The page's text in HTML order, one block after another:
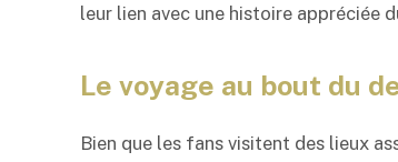
leur lien avec une histoire appréciée
Le voyage au bout du
Bien que les fans visitent des lieux